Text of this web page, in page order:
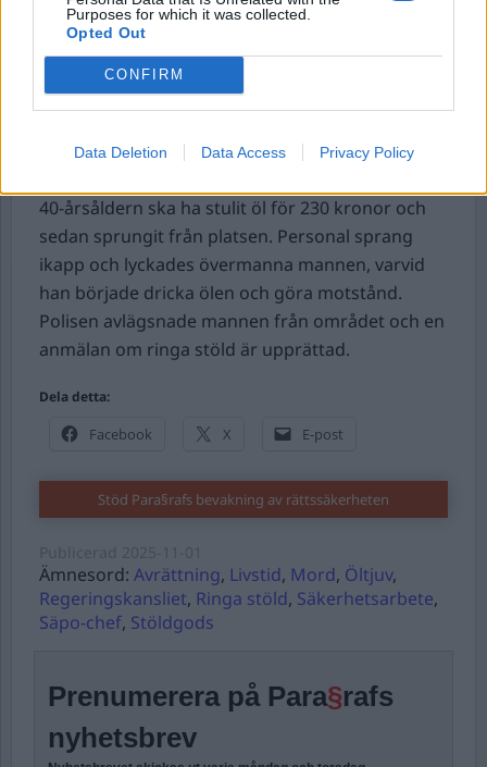
Purposes for which it was collected.
Opted Out
CONFIRM
Data Deletion Data Access Privacy Policy
Stöldgodset medtogs till polisstation i Tierp för
vidare utredning, skriver polisen på sin hemsida.
Öltjuv började dricka av stöldgodset vid
fredagsförmiddagen till en livsmedelsbutik i
40-årsåldern ska ha stulit öl för 230 kronor och
sedan sprungit från platsen. Personal sprang
ikapp och lyckades övermanna mannen, varvid
han började dricka ölen och göra motstånd.
Polisen avlägsnade mannen från området och en
anmälan om ringa stöld är upprättad.
Dela detta:
Facebook X E-post
Stöd Para§rafs bevakning av rättssäkerheten
Ämnesord: Avrättning, Livstid, Mord, Öltjuv,
Regeringskansliet, Ringa stöld, Säkerhetsarbete,
Säpo-chef, Stöldgods
Prenumerera på Para§rafs
nyhetsbrev